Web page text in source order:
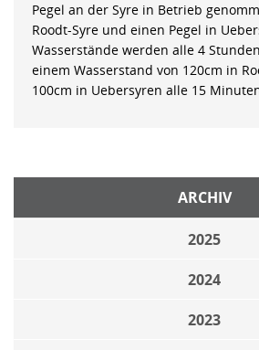
Pegel an der Syre in Betrieb
Roodt-Syre und einen Pegel in
Wasserstände werden alle 4
einem Wasserstand von 120cm in
100cm in Uebersyren alle 15
ARCHIV
2025
2024
2023